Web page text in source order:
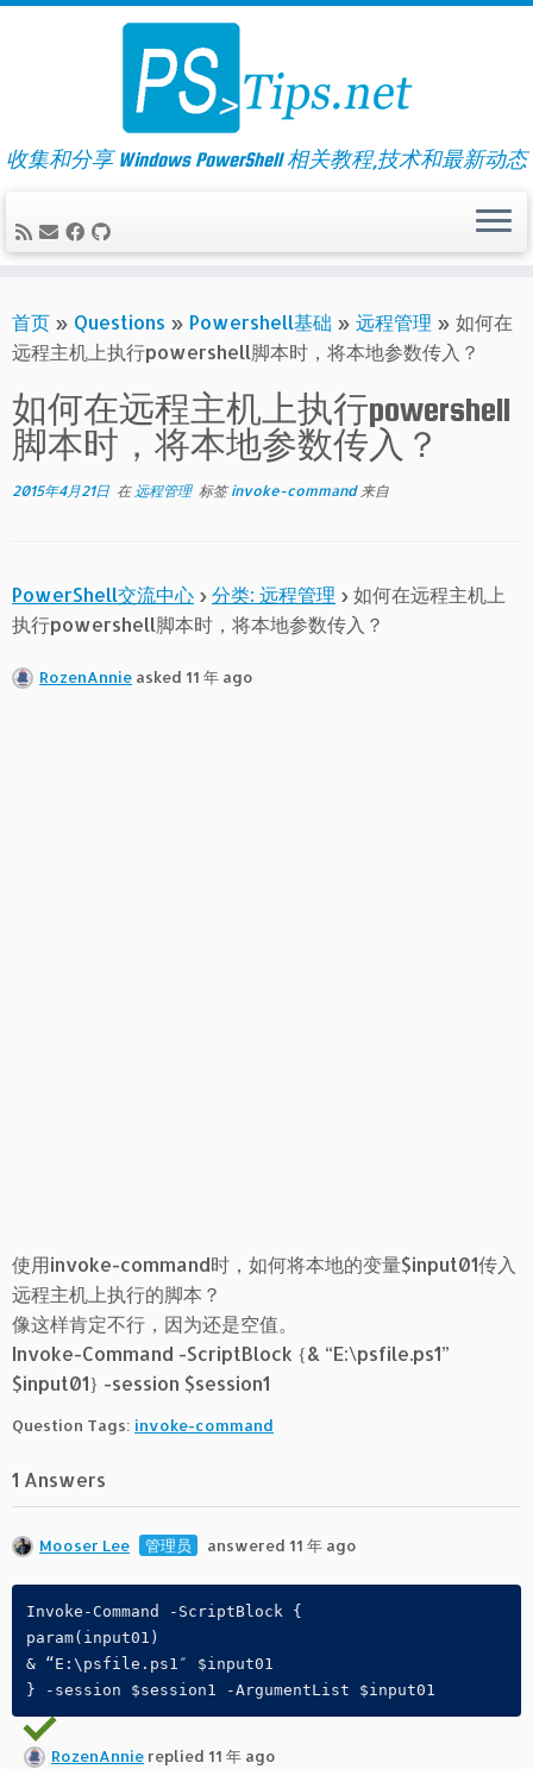
Skip
收集和分享 Windows PowerShell 相关教程,技术和最新动态
首页 » Questions » Powershell基础 » 远程管理 » 如何在
远程主机上执行powershell脚本时，将本地参数传入？
如何在远程主机上执行powershell
脚本时，将本地参数传入？
2015年4月21日 在 远程管理 标签invoke-command 来自
PowerShell交流中心 › 分类: 远程管理 › 如何在远程主机上
执行powershell脚本时，将本地参数传入？
RozenAnnie asked 11 年 ago
使用invoke-command时，如何将本地的变量$input01传入
远程主机上执行的脚本？
像这样肯定不行，因为还是空值。
Invoke-Command -ScriptBlock {& “E:\psfile.ps1”
$input01} -session $session1
Question Tags: invoke-command
1 Answers
Mooser Lee 管理员 answered 11 年 ago
Invoke-Command -ScriptBlock {
param(input01)
& “E:\psfile.ps1″ $input01
} -session $session1 -ArgumentList $input01
RozenAnnie replied 11 年 ago